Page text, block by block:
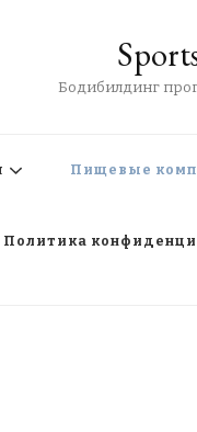
Бодибилдинг
Пищевые
Политика